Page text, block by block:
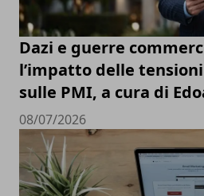
Dazi e guerre
l’impatto delle tensioni
sulle PMI, a cura di
08/07/2026